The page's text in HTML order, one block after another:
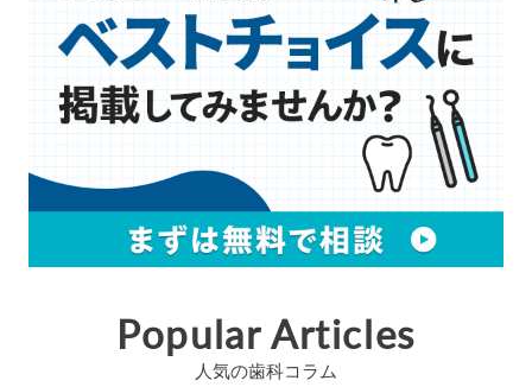
Popular Articles
人気の歯科コラム